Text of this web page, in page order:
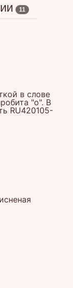
11
в слове
"о". В
RU420105-